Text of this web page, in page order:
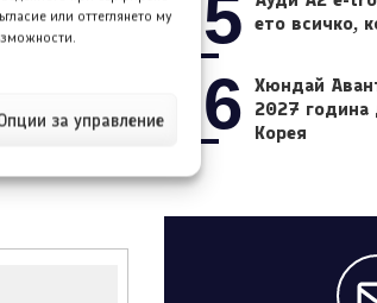
или оттеглянето му
за управление
05 ето всичко,
06 Хюндай
2027
Корея